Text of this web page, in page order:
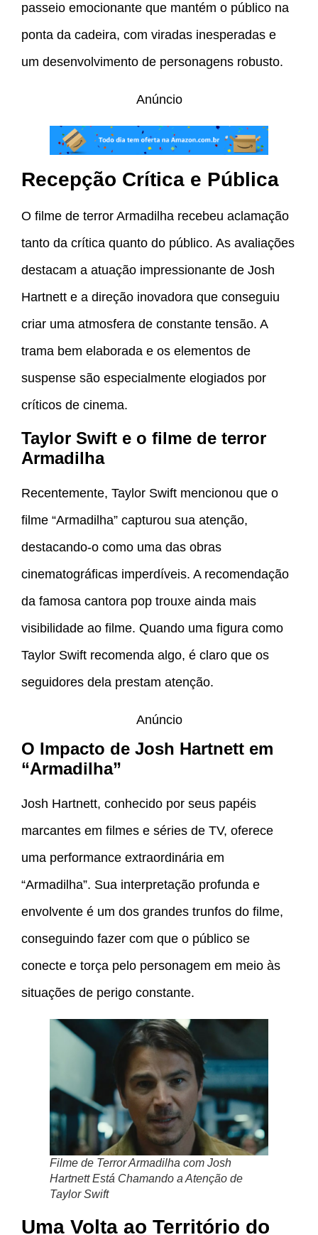
passeio emocionante que mantém o público na
ponta da cadeira, com viradas inesperadas e
um desenvolvimento de personagens robusto.
Anúncio
Recepção Crítica e Pública
O filme de terror Armadilha recebeu aclamação
tanto da crítica quanto do público. As avaliações
destacam a atuação impressionante de Josh
Hartnett e a direção inovadora que conseguiu
criar uma atmosfera de constante tensão. A
trama bem elaborada e os elementos de
suspense são especialmente elogiados por
críticos de cinema.
Taylor Swift e o filme de terror
Armadilha
Recentemente, Taylor Swift mencionou que o
filme “Armadilha” capturou sua atenção,
destacando-o como uma das obras
cinematográficas imperdíveis. A recomendação
da famosa cantora pop trouxe ainda mais
visibilidade ao filme. Quando uma figura como
Taylor Swift recomenda algo, é claro que os
seguidores dela prestam atenção.
Anúncio
O Impacto de Josh Hartnett em
“Armadilha”
Josh Hartnett, conhecido por seus papéis
marcantes em filmes e séries de TV, oferece
uma performance extraordinária em
“Armadilha”. Sua interpretação profunda e
envolvente é um dos grandes trunfos do filme,
conseguindo fazer com que o público se
conecte e torça pelo personagem em meio às
situações de perigo constante.
Filme de Terror Armadilha com Josh
Hartnett Está Chamando a Atenção de
Taylor Swift
Uma Volta ao Território do